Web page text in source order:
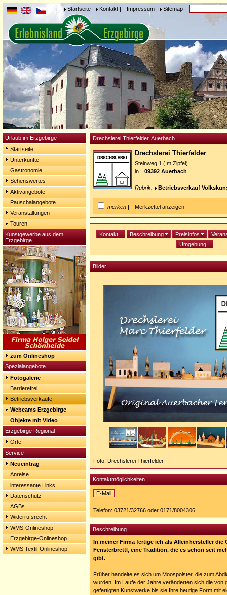
Startseite | Kontakt | Impressum | Sitemap
Urlaub im Erzgebirge
Startseite
Unterkünfte
Gastronomie
Sehenswertes
Aktivangebote
Pauschalangebote
Veranstaltungen
Touren
Kunstgewerbe aus dem
Erzgebirge
zum Onlineshop
Spezialangebote
Fotogalerie
Barrierefrei
Betriebsverkäufe
Webcams Erzgebirge
Objekte mit Video
Erzgebirge Regional
Orte
Service
Neueintrag
Anreise
interessante Links
Datenschutz
AGBs
Widerrufsrecht
WMS-Onlineshop
Erzgebirge-Onlineshop
WMS Textil-Onlineshop
Drechslerei Thierfelder, Auerbach
Drechslerei Thierfelder
Steinweg 1 (Im Zipfel)
in
09392 Auerbach
Rubrik: Betriebsverkauf
merken | Merkzettel anzeigen
Kontakt Beschreibung Preisinfos
Umgebung
Bilder
Foto: Drechslerei Thierfelder
Kontaktmöglichkeiten
E-Mail
Telefon: 03721/32766 oder 0171/8004306
Beschreibung
In meiner Firma fertige ich als Alleinhersteller die
Fensterbrettl, eine Tradition, die es schon seit
gibt.
Früher handelte es sich um Moospolster, die zum
wurden. Im Laufe der Jahre veränderten sich die von
gefertigten Kunstwerke bis sie Ihre heutige Form mit